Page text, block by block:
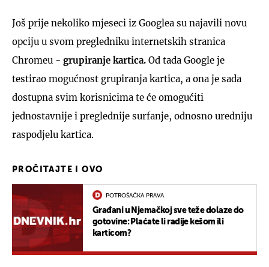
Još prije nekoliko mjeseci iz Googlea su najavili novu
opciju u svom pregledniku internetskih stranica
Chromeu - grupiranje kartica. Od tada Google je
testirao mogućnost grupiranja kartica, a ona je sada
dostupna svim korisnicima te će omogućiti
jednostavnije i preglednije surfanje, odnosno uredniju
raspodjelu kartica.
PROČITAJTE I OVO
POTROŠAČKA PRAVA
Građani u Njemačkoj sve teže dolaze do
gotovine: Plaćate li radije kešom ili
karticom?